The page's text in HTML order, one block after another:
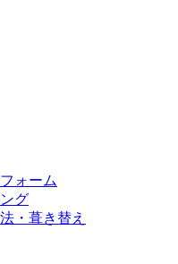
ォーム
グ
・葺き替え